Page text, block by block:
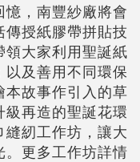
，南豐紗廠將會
授紙膠帶拼貼技
大家利用聖誕紙
及善用不同環保
故事作引入的草
再造的聖誕花環
紉工作坊，讓大
更多工作坊詳情